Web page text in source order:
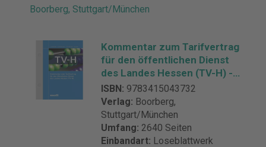
Boorberg, Stuttgart/München
Kommentar zum Tarifvertrag
für den öffentlichen Dienst
des Landes Hessen (TV-H) -
mit Fortsetzungsbezug
ISBN: 9783415043732
Verlag: Boorberg,
Stuttgart/München
Umfang: 2640 Seiten
Einbandart: Loseblattwerk